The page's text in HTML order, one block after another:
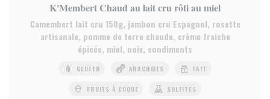
K'Membert Chaud au lait cru rôti au miel
Camembert lait cru 150g, jambon cru Espagnol, rosette
artisanale, pomme de terre chaude, crème fraiche
épicée, miel, noix, condiments
GLUTEN ARACHIDES LAIT
FRUITS À COQUE SULFITES